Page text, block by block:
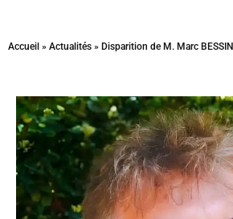
Accueil » Actualités » Disparition de M. Marc BESSIN